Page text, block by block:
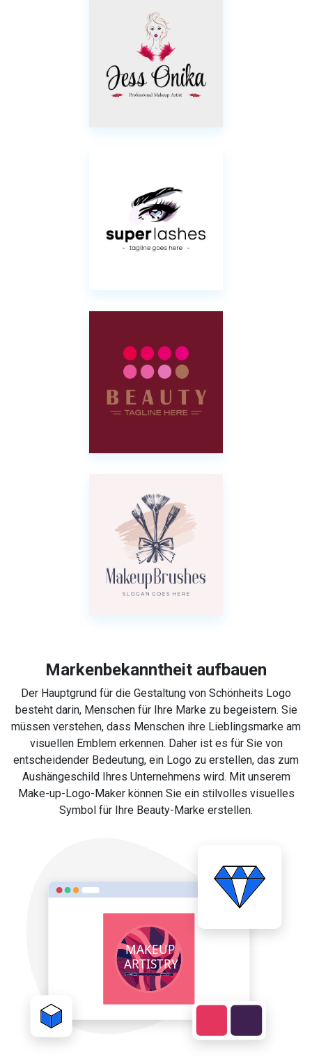
Markenbekanntheit aufbauen
Der Hauptgrund für die Gestaltung von Schönheits Logo
besteht darin, Menschen für Ihre Marke zu begeistern. Sie
müssen verstehen, dass Menschen ihre Lieblingsmarke am
visuellen Emblem erkennen. Daher ist es für Sie von
entscheidender Bedeutung, ein Logo zu erstellen, das zum
Aushängeschild Ihres Unternehmens wird. Mit unserem
Make-up-Logo-Maker können Sie ein stilvolles visuelles
Symbol für Ihre Beauty-Marke erstellen.